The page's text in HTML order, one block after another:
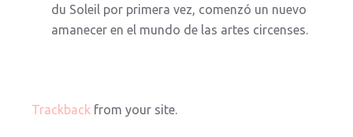
du Soleil por primera vez, comenzó un nuevo
amanecer en el mundo de las artes circenses.
Trackback from your site.